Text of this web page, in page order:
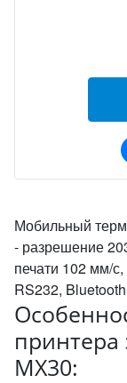
Мобильный
- разрешение
печати 102 мм/
RS232,
принтера
MX30: